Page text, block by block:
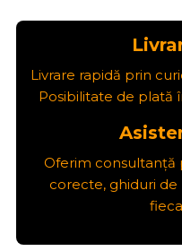
Livrare rapidă prin
Posibilitate de plată
Oferim consultanță
corecte, ghiduri